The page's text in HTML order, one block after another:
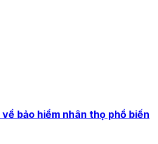
bảo hiểm nhân thọ phổ biến